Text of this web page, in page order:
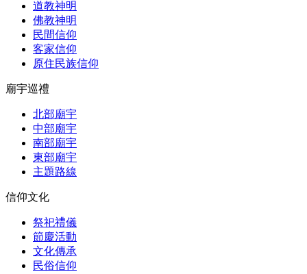
道教神明
佛教神明
民間信仰
客家信仰
原住民族信仰
廟宇巡禮
北部廟宇
中部廟宇
南部廟宇
東部廟宇
主題路線
信仰文化
祭祀禮儀
節慶活動
文化傳承
民俗信仰